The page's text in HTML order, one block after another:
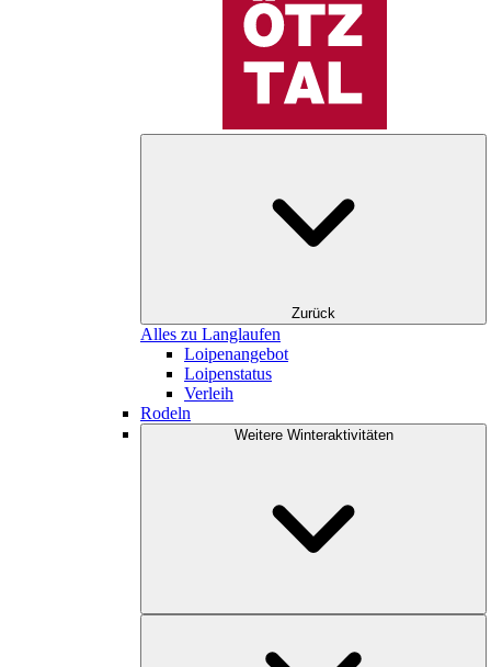
Zurück
Alles zu Langlaufen
Loipenangebot
Loipenstatus
Verleih
Rodeln
Weitere Winteraktivitäten